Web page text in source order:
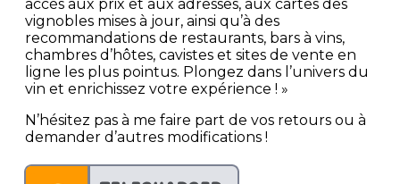
accès aux prix et aux adresses, aux cartes des
vignobles mises à jour, ainsi qu’à des
recommandations de restaurants, bars à vins,
chambres d’hôtes, cavistes et sites de vente en
ligne les plus pointus. Plongez dans l’univers du
vin et enrichissez votre expérience ! »
N’hésitez pas à me faire part de vos retours ou à
demander d’autres modifications !